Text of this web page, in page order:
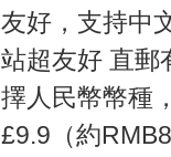
友好，支持中
站超友好 直郵
擇人民幣幣種
£9.9（約